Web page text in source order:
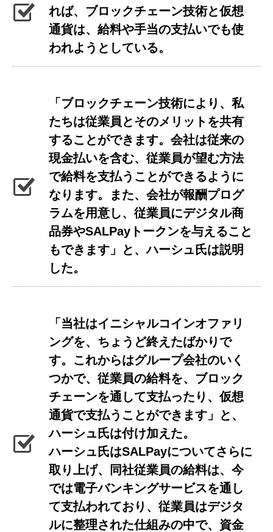
れば、ブロックチェーン技術と仮想
通貨は、給料や手当の支払いでも使
われようとしている。
「ブロックチェーン技術により、私
たちは従業員とそのメリットを共有
することができます。会社は従来の
現金払いを含む、従業員が望む方法
で給料を支払うことができるように
なります。また、会社が報酬プログ
ラムを用意し、従業員にデジタル商
品券やSALPayトークンを与えること
もできます」と、ハーシュ氏は説明
した。
「当社はイニシャルコインオファリ
ングを、ちょうど終えたばかりで
す。これからはグループ会社のいく
つかで、従業員の給料を、ブロック
チェーンを通して支払ったり、仮想
通貨で支払うことができます」と、
ハーシュ氏は付け加えた。
ハーシュ氏はSALPayについてさらに
取り上げ、同社従業員の給料は、今
では電子バンキングサービスを通し
て支払われており、従業員はデジタ
ルに整理された仕組みの中で、資金